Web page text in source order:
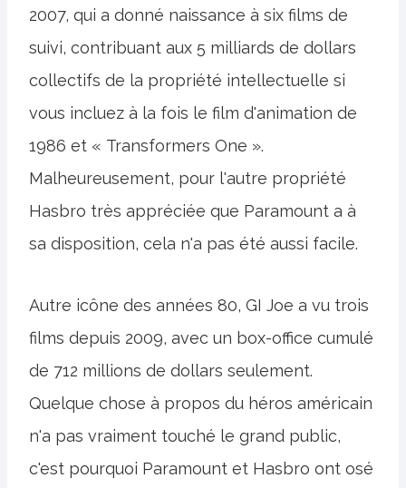
2007, qui a donné naissance à six films de
suivi, contribuant aux 5 milliards de dollars
collectifs de la propriété intellectuelle si
vous incluez à la fois le film d'animation de
1986 et « Transformers One ».
Malheureusement, pour l'autre propriété
Hasbro très appréciée que Paramount a à
sa disposition, cela n'a pas été aussi facile.
Autre icône des années 80, GI Joe a vu trois
films depuis 2009, avec un box-office cumulé
de 712 millions de dollars seulement.
Quelque chose à propos du héros américain
n'a pas vraiment touché le grand public,
c'est pourquoi Paramount et Hasbro ont osé